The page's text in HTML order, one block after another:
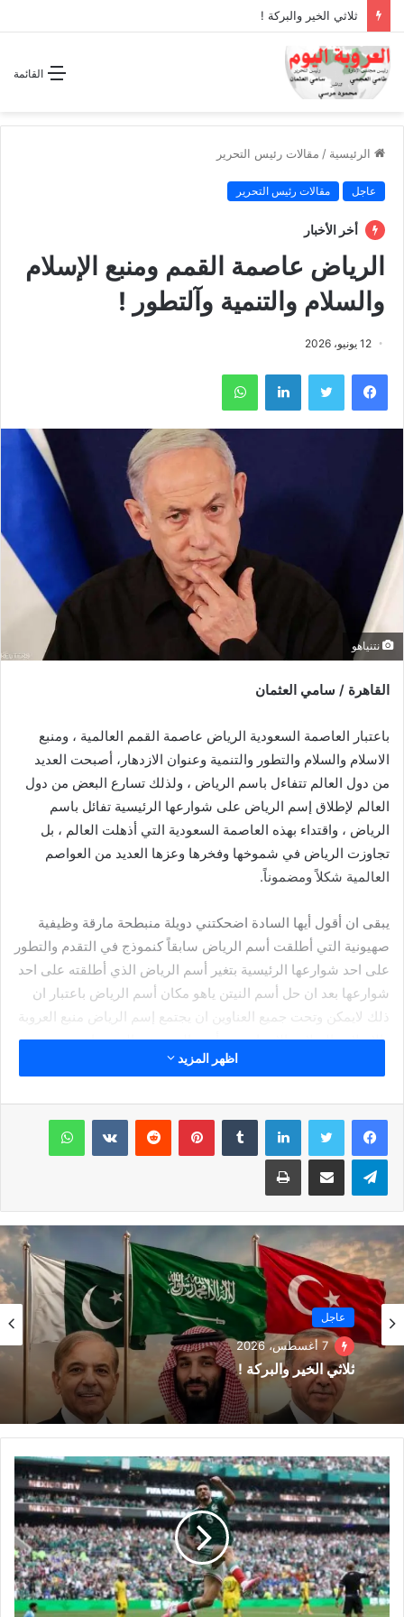
ثلاثي الخير والبركة !
القائمة
الرئيسية / مقالات رئيس التحرير
عاجل مقالات رئيس التحرير
أخر الأخبار
الرياض عاصمة القمم ومنبع الإسلام
والسلام والتنمية وآلتطور !
12 يونيو، 2026
فيسبوك تويتر لينكدإن واتساب
نتنياهو
القاهرة / سامي العثمان
باعتبار العاصمة السعودية الرياض عاصمة القمم العالمية ، ومنبع
الاسلام والسلام والتطور والتنمية وعنوان الازدهار، أصبحت العديد
من دول العالم تتفاءل باسم الرياض ، ولذلك تسارع البعض من دول
العالم لإطلاق إسم الرياض على شوارعها الرئيسية تفائل باسم
الرياض ، واقتداء بهذه العاصمة السعودية التي أذهلت العالم ، بل
تجاوزت الرياض في شموخها وفخرها وعزها العديد من العواصم
العالمية شكلاً ومضموناً.
يبقى ان أقول أيها السادة اضحكتني دويلة منبطحة مارقة وظيفية
صهيونية التي أطلقت أسم الرياض سابقاً كنموذج في التقدم والتطور
على احد شوارعها الرئيسية بتغير أسم الرياض الذي أطلقته على احد
شوارعها بعد ان حل أسم النيتن ياهو مكان أسم الرياض باعتبار ان
ذلك لايمكن وتحت جميع العناوين ان يجتمع إسم الرياض منبع العروبة
والإسلام والسلام والإنسانية مع أسم الصهيوني النيتن باهو مجرم
الحرب الذي ذبح وأباد العرب في كل مكان !! ولذلك علام الدهشة
والقادم أسوء بكثير !!
اظهر المزيد
لينكدإن بينتيريست واتساب
تيلقرام مشاركة عبر البريد طباعة
عاجل
7 أغسطس، 2026
ثلاثي الخير والبركة !